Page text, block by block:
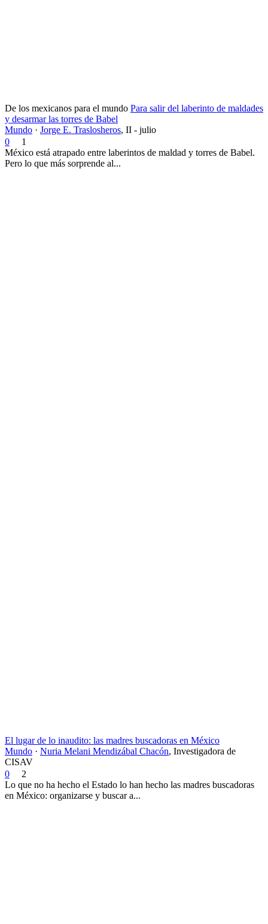
De los mexicanos para el mundo Para salir del laberinto de maldades
y desarmar las torres de Babel
Mundo · Jorge E. Traslosheros, II - julio
0
1
México está atrapado entre laberintos de maldad y torres de Babel.
Pero lo que más sorprende al...
El lugar de lo inaudito: las madres buscadoras en México
Mundo · Nuria Melani Mendizábal Chacón, Investigadora de
CISAV
0
2
Lo que no ha hecho el Estado lo han hecho las madres buscadoras
en México: organizarse y buscar a...